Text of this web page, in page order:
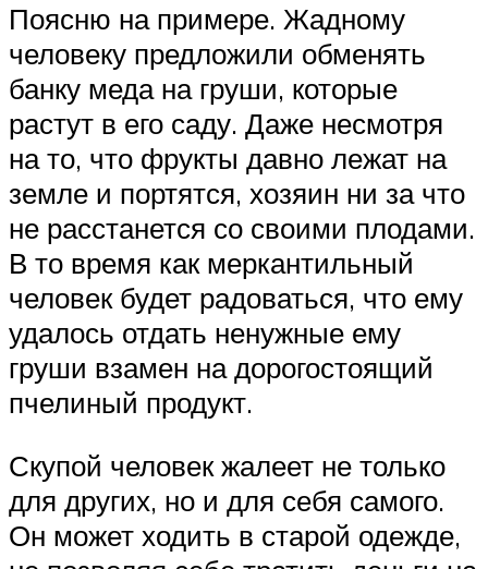
Поясню на примере. Жадному
человеку предложили обменять
банку меда на груши, которые
растут в его саду. Даже несмотря
на то, что фрукты давно лежат на
земле и портятся, хозяин ни за что
не расстанется со своими плодами.
В то время как меркантильный
человек будет радоваться, что ему
удалось отдать ненужные ему
груши взамен на дорогостоящий
пчелиный продукт.
Скупой человек жалеет не только
для других, но и для себя самого.
Он может ходить в старой одежде,